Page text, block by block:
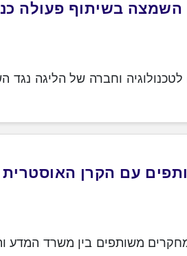
השמצה בשיתוף פעולה
וחברה של הליגה נגד
עם הקרן האוסטרית
משותפים בין משרד המדע